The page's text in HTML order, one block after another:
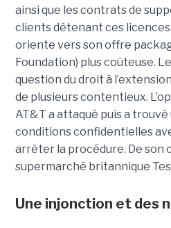
ainsi que les contrats de
clients détenant ces
oriente vers son offre
Foundation) plus coûteuse.
question du droit à
de plusieurs contentieux.
AT&T a attaqué puis a trouvé
conditions confidentielles
arrêter la procédure. De son
supermarché britannique
Une injonction et des